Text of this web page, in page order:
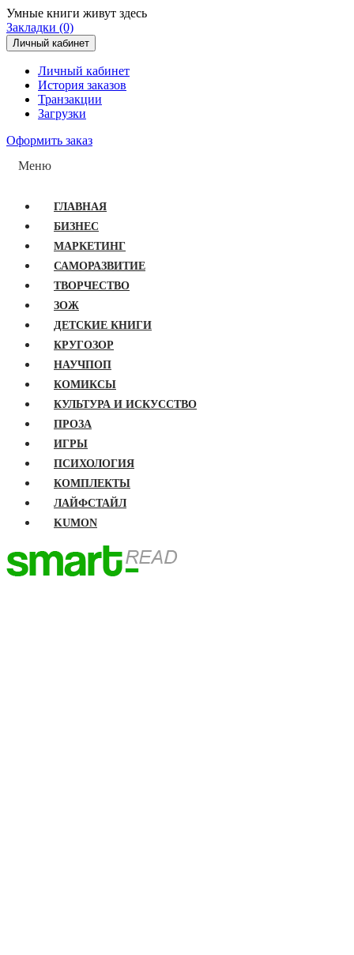
Умные книги живут здесь
Закладки (0)
Личный кабинет
Личный кабинет
История заказов
Транзакции
Загрузки
Оформить заказ
Меню
ГЛАВНАЯ
БИЗНЕС
МАРКЕТИНГ
САМОРАЗВИТИЕ
ТВОРЧЕСТВО
ЗОЖ
ДЕТСКИЕ КНИГИ
КРУГОЗОР
НАУЧПОП
КОМИКСЫ
КУЛЬТУРА И ИСКУССТВО
ПРОЗА
ИГРЫ
ПСИХОЛОГИЯ
КОМПЛЕКТЫ
ЛАЙФСТАЙЛ
KUMON